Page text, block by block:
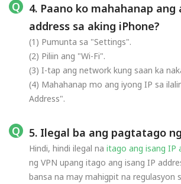
4. Paano ko mahahanap ang
address sa aking iPhone?
(1) Pumunta sa "Settings".
(2) Piliin ang "Wi-Fi".
(3) I-tap ang network kung saan ka
(4) Mahahanap mo ang iyong IP sa
Address".
5. Ilegal ba ang pagtatago
Hindi, hindi ilegal na itago ang isang IP
ng VPN upang itago ang isang IP
bansa na may mahigpit na regulasyon